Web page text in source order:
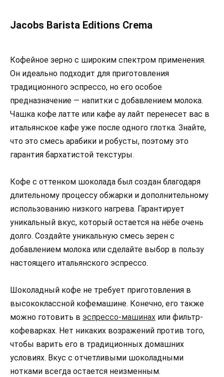
Jacobs Barista Editions Crema
Кофейное зерно с широким спектром применения.
Он идеально подходит для приготовления
традиционного эспрессо, но его особое
предназначение — напитки с добавлением молока.
Чашка кофе латте или кафе ау лайт перенесет вас в
итальянское кафе уже после одного глотка. Знайте,
что это смесь арабики и робусты, поэтому это
гарантия бархатистой текстуры.
Кофе с оттенком шоколада был создан благодаря
длительному процессу обжарки и дополнительному
использованию низкого нагрева. Гарантирует
уникальный вкус, который остается на нёбе очень
долго. Создайте уникальную смесь зерен с
добавлением молока или сделайте выбор в пользу
настоящего итальянского эспрессо.
Шоколадный кофе не требует приготовления в
высококлассной кофемашине. Конечно, его также
можно готовить в эспрессо-машинах или фильтр-
кофеварках. Нет никаких возражений против того,
чтобы варить его в традиционных домашних
условиях. Вкус с отчетливыми шоколадными
нотками всегда остается неизменным.